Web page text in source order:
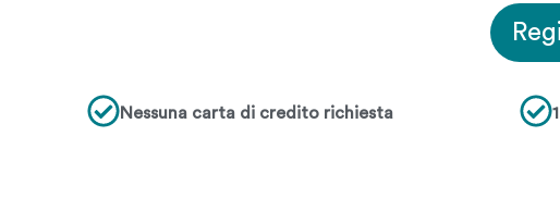
Nessuna carta di credito richiesta